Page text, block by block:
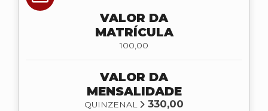
VALOR DA
MATRÍCULA
100,00
VALOR DA
MENSALIDADE
QUINZENAL 330,00